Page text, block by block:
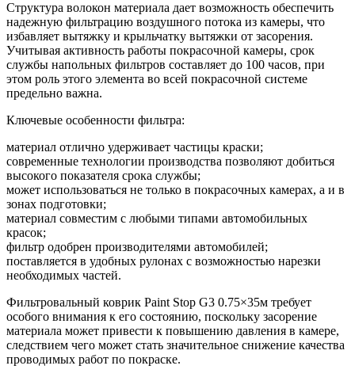
Структура волокон материала дает возможность обеспечить
надежную фильтрацию воздушного потока из камеры, что
избавляет вытяжку и крыльчатку вытяжки от засорения.
Учитывая активность работы покрасочной камеры, срок
службы напольных фильтров составляет до 100 часов, при
этом роль этого элемента во всей покрасочной системе
предельно важна.
Ключевые особенности фильтра:
материал отлично удерживает частицы краски;
современные технологии производства позволяют добиться
высокого показателя срока службы;
может использоваться не только в покрасочных камерах, а и в
зонах подготовки;
материал совместим с любыми типами автомобильных
красок;
фильтр одобрен производителями автомобилей;
поставляется в удобных рулонах с возможностью нарезки
необходимых частей.
Фильтровальный коврик Paint Stop G3 0.75×35м требует
особого внимания к его состоянию, поскольку засорение
материала может привести к повышению давления в камере,
следствием чего может стать значительное снижение качества
проводимых работ по покраске.